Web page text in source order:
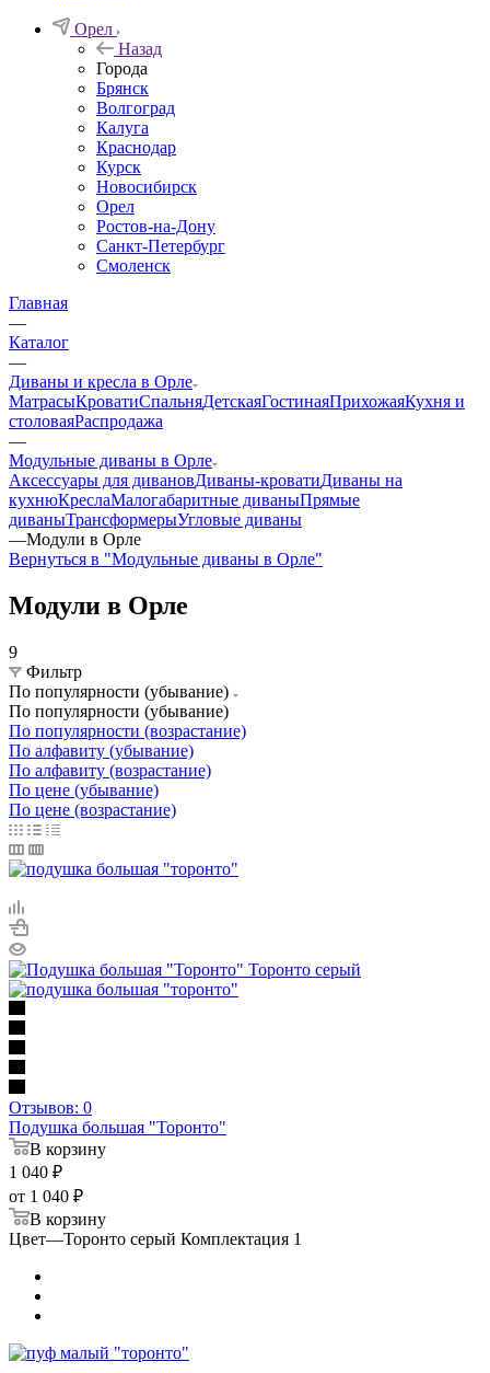
Орел
Назад
Города
Брянск
Волгоград
Калуга
Краснодар
Курск
Новосибирск
Орел
Ростов-на-Дону
Санкт-Петербург
Смоленск
Главная
—
Каталог
—
Диваны и кресла в Орле
МатрасыКроватиСпальняДетскаяГостинаяПрихожаяКухня и
столоваяРаспродажа
—
Модульные диваны в Орле
Аксессуары для дивановДиваны-кроватиДиваны на
кухнюКреслаМалогабаритные диваныПрямые
диваныТрансформерыУгловые диваны
—Модули в Орле
Вернуться в "Модульные диваны в Орле"
Модули в Орле
9
Фильтр
По популярности (убывание)
По популярности (убывание)
По популярности (возрастание)
По алфавиту (убывание)
По алфавиту (возрастание)
По цене (убывание)
По цене (возрастание)
Отзывов: 0
Подушка большая "Торонто"
В корзину
1 040 ₽
от 1 040 ₽
В корзину
Цвет—Торонто серый Комплектация 1